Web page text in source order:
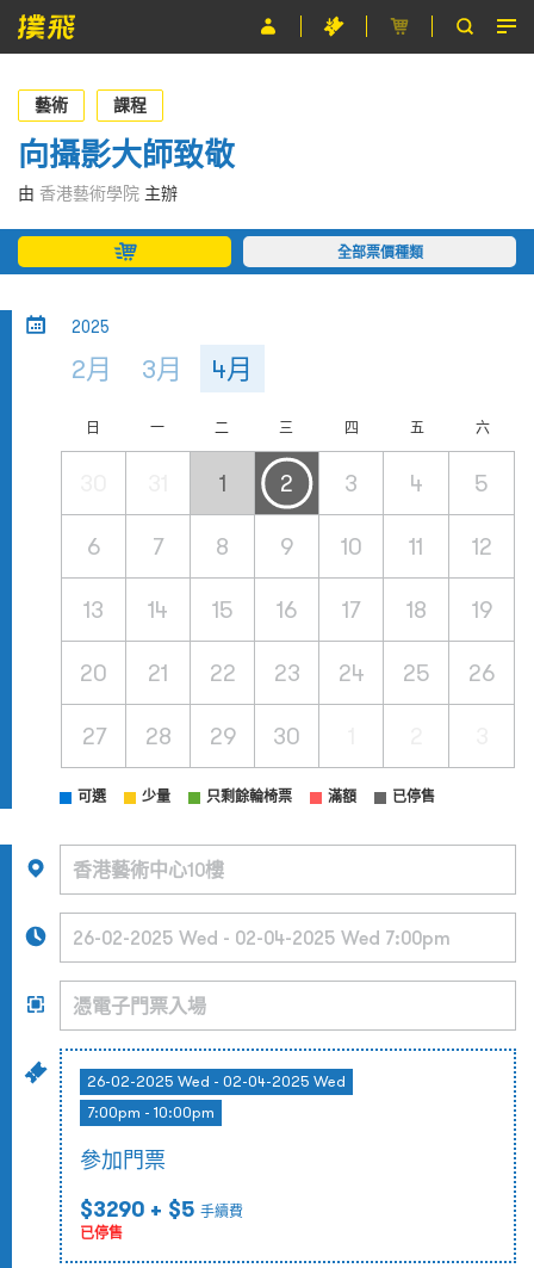
節目
主辦單位
關於撲飛
條款及細則
藝術 課程
向攝影大師致敬
由 香港藝術學院 主辦
全部票價種類
2025
2月 3月 4月
日 一 二 三 四 五 六
1 2 3 4 5
6 7 8 9 10 11 12
13 14 15 16 17 18 19
20 21 22 23 24 25 26
27 28 29 30
可選 少量 只剩餘輪椅票 滿額 已停售
26-02-2025 Wed - 02-04-2025 Wed
7:00pm - 10:00pm
參加門票
$3290 + $5 手續費
已停售